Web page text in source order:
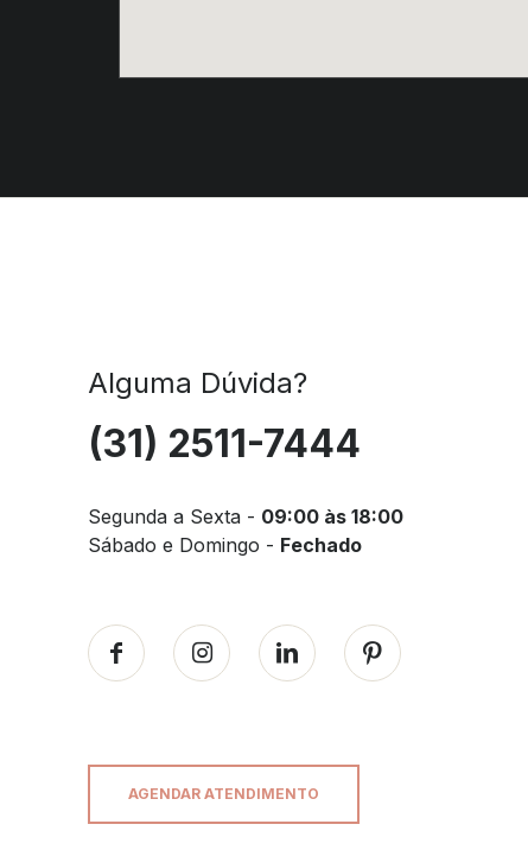
Alguma Dúvida?
(31) 2511-7444
Segunda a Sexta - 09:00 às 18:00
Sábado e Domingo - Fechado
AGENDAR ATENDIMENTO